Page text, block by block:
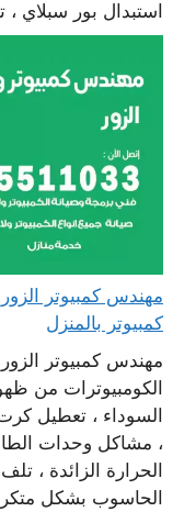
استبدال بور سبلاي
كمبيوتر بالمنزل
مهندس كمبيوتر
الكومبيوترات من
السوداء ، تعطيل
، مشاكل وحدات
الحرارة الزائدة ،
الحاسوب بشكل متكرر